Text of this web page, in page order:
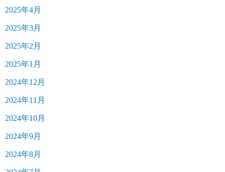
2025年4月
2025年3月
2025年2月
2025年1月
2024年12月
2024年11月
2024年10月
2024年9月
2024年8月